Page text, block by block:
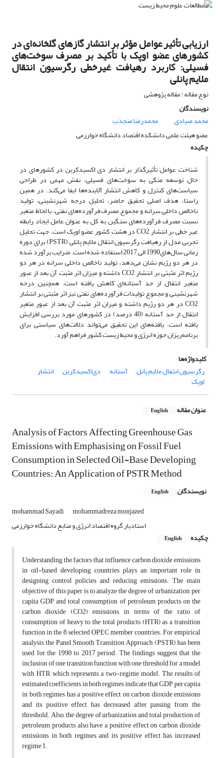
ارزیابی تأثیر عوامل مؤثر بر انتشار گازهای گلخانه‌ای در
کشورهای عضو اوپک با تأکید بر مصرف سوخت‌های
فسیلی: کاربرد رهیافت غیرخطی رگرسیون انتقال
ملایم پانلی
نوع مقاله : مقاله پژوهشی
نویسندگان
محمد صیادی
محمدرضا منجذب
عضو هیئت علمی دانشکده اقتصاد دانشگاه خوارزمی
چکیده
شناخت عوامل تأثیرگذار بر انتشار دی اکسیدکربن در کشورهای در
حال توسعه متکی به سوخت‌های فسیلی، نقش مهمی در طراحی
سیاست‌های کنترل و کاهش انتشار آلاینده‌ها ایفا می‌کند. در همین
راستا، هدف اصلی تحقیق حاضر، تحلیل درجه شهرنشینی، تولید
ناخالص داخلی سرانه و مجموع مصرف فرآورده‌های نفتی، با لحاظ متغیر
نسبت مصرف فرآورده‌‌های سنگین به کل به عنوان عامل ایجاد رابطه
غیر خطی بر انتشار CO2 در هشت کشور عضو اوپک است. جهت تحلیل
تجربی مدل از رهیافت رگرسیون انتقال ملایم پانلی (PSTR) برای دوره
زمانی سال‌های1990 الی 2017 استفاده شده است. ضرایب برآورد شده
در هر دو رژیم نشان می‌دهد، تولید ناخالص داخلی سرانه در هر دو
رژیم اثر مثبتی بر انتشار CO2 داشته و میزان اثر مثبت آن بعد از عبور
متغیر انتقال از حد آستانه‌ای کاهش یافته است. همچنین درجه
شهرنشینی و مجموع تولیدات فرآورده‌های نفتی نیز اثر مثبتی بر انتشار
CO2 در هر دو رژیم داشته و میزان اثر مثبت آن بعد از عبور متغیر
انتقال از حد آستانه (40 درصد)‌ در کشورهای مورد بررسی افزایش
یافته است. یافته‌های این تحقیق می‌تواند دلالت‌های سیاستی برای
برنامه‌ریزان حوزه انرژی و محیط زیست کشور فراهم آورد.
کلیدواژه‌ها
رگرسیون انتفال ملایم پانل
آستانه دی‌اکسیدکربن انتشار
اوپک
عنوان مقاله English
Analysis of Factors Affecting Greenhouse Gas
Emissions with Emphasising on Fossil Fuel
Consumption in Selected Oil-Base Developing
Countries: An Application of PSTR Method
نویسندگان English
mohammad Sayadi
mohammadreza monjazed
استادیار گروه اقتصاد انرژی و منابع دانشگاه خوارزمی
چکیده
English
Understanding the factors that influence carbon dioxide emissions
in oil-based developing countries plays an important role in
designing control policies and reducing emissions. The main
objective of this paper is to analyze the degree of urbanization, per
capita GDP and total consumption of petroleum products on the
carbon dioxide (CO2) emissions, in terms of the ratio of
consumption of heavy to the total products (HTR) as a transition
function in the 8 selected OPEC member countries. For empirical
analysis, the Panel Smooth Transition Approach (PSTR) has been
used for the 1990 to 2017 period. The findings suggest that the
inclusion of one transition function with one threshold for a model
with HTR, which represents a two-regime model. The results of
estimated coefficients in both regimes indicate that GDP per capita
in both regimes has a positive effect on carbon dioxide emissions
and its positive effect has decreased after passing from the
threshold. Also, the degree of urbanization and total production of
petroleum products also have a positive effect on carbon dioxide
emissions in both regimes and its positive effect has increased
regime 1.